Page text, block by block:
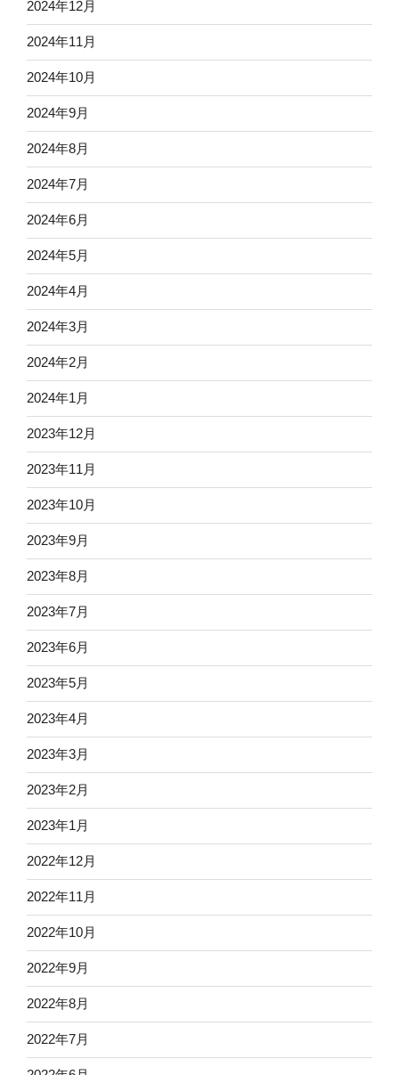
2024年12月
2024年11月
2024年10月
2024年9月
2024年8月
2024年7月
2024年6月
2024年5月
2024年4月
2024年3月
2024年2月
2024年1月
2023年12月
2023年11月
2023年10月
2023年9月
2023年8月
2023年7月
2023年6月
2023年5月
2023年4月
2023年3月
2023年2月
2023年1月
2022年12月
2022年11月
2022年10月
2022年9月
2022年8月
2022年7月